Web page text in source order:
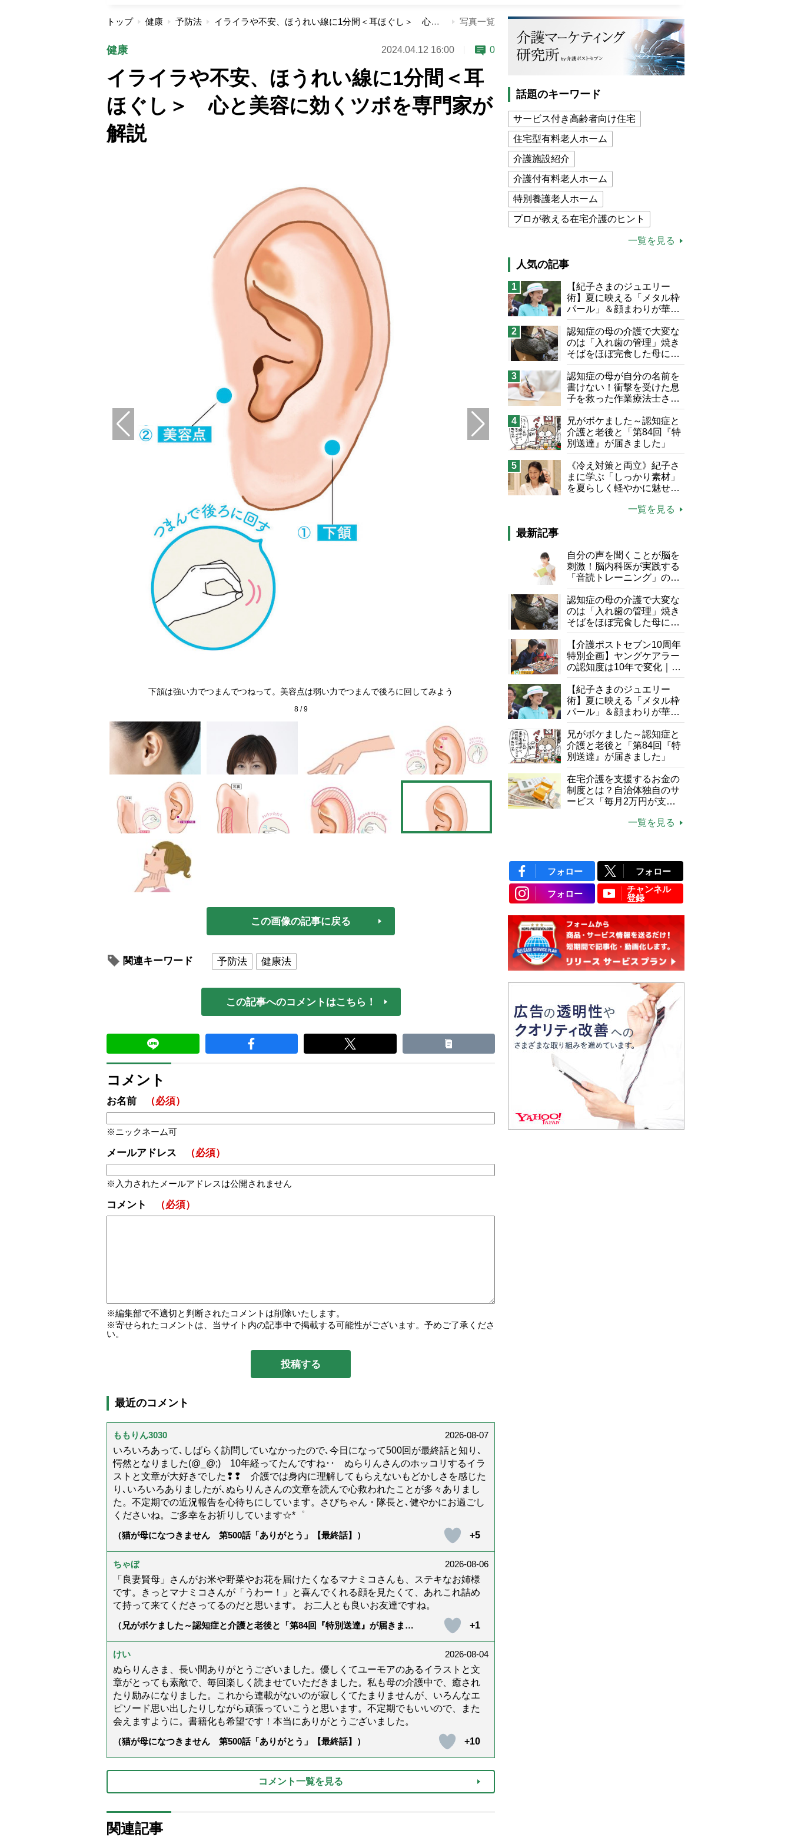
トップ 健康 予防法 イライラや不安、ほうれい線に1分間＜耳ほぐし＞ 心と美容に効くツボを専門家が解説 写真一覧
健康 2024.04.12 16:00 0
イライラや不安、ほうれい線に1分間＜耳
ほぐし＞ 心と美容に効くツボを専門家が
解説
下頷は強い力でつまんでつねって。美容点は弱い力でつまんで後ろに回してみよう
両耳の耳たぶのつけ根あたり（美容点）を親指と人差し指ではさみ、腕の重み
その際、口はポカーンと開け、目は斜め45度上の天井を
8/9
この画像の記事に戻る
関連キーワード 予防法 健康法
この記事へのコメントはこちら！
コメント
お名前 （必須）
ニックネーム可
メールアドレス （必須）
入力されたメールアドレスは公開されません
コメント （必須）
編集部で不適切と判断されたコメントは削除いたします。
寄せられたコメントは、当サイト内の記事中で掲載する可能性がございます。予めご了承くださ
い。
最近のコメント
ももりん3030
2026-08-07
いろいろあって､しばらく訪問していなかったので､今日になって500回が最終話と知り､
愕然となりました(@_@;) 10年経ってたんですね･･ ぬらりんさんのホッコリするイラ
ストと文章が大好きでした❢❢ 介護では身内に理解してもらえないもどかしさを感じた
り､いろいろありましたが､ぬらりんさんの文章を読んで心救われたことが多々ありまし
た。不定期での近況報告を心待ちにしています。さびちゃん・隊長と､健やかにお過ごし
くださいね。ご多幸をお祈りしています☆*゜
（猫が母になつきません 第500話「ありがとう」【最終話】）
+5
ちゃぼ
2026-08-06
「良妻賢母」さんがお米や野菜やお花を届けたくなるマナミコさんも、ステキなお姉様
です。きっとマナミコさんが「うわー！」と喜んでくれる顔を見たくて、あれこれ詰め
て持って来てくださってるのだと思います。 お二人とも良いお友達ですね。
（兄がボケました～認知症と介護と老後と「第84回『特別送達』が届きまし
+1
けい
2026-08-04
ぬらりんさま、長い間ありがとうございました。優しくてユーモアのあるイラストと文
章がとっても素敵で、毎回楽しく読ませていただきました。私も母の介護中で、癒され
たり励みになりました。これから連載がないのが寂しくてたまりませんが、いろんなエ
ピソード思い出したりしながら頑張っていこうと思います。不定期でもいいので、また
会えますように。書籍化も希望です！本当にありがとうございました。
（猫が母になつきません 第500話「ありがとう」【最終話】）
+10
コメント一覧を見る
関連記事
話題のキーワード
サービス付き高齢者向け住宅
住宅型有料老人ホーム
介護施設紹介
介護付有料老人ホーム
特別養護老人ホーム
プロが教える在宅介護のヒント
介護食
高木ブー
ケアマネジャー
猫が母になつきません
息子の遠距離介護サバイバル術
兄がボケました
便利なサービス
予防法
一覧を見る
人気の記事
1
【紀子さまのジュエリー
術】夏に映える「メタル枠
パール」＆顔まわりが華や
ぐ「揺れる一粒」の使い分
け方
2
認知症の母の介護で大変な
のは「入れ歯の管理」焼き
そばをほぼ完食した母に息
子が血の気が引いた理由
3
認知症の母が自分の名前を
書けない！衝撃を受けた息
子を救った作業療法士さん
の言葉
4
兄がボケました～認知症と
介護と老後と「第84回『特
別送達』が届きました」
5
《冷え対策と両立》紀子さ
まに学ぶ「しっかり素材」
を夏らしく軽やかに魅せる
一覧を見る
最新記事
自分の声を聞くことが脳を
刺激！脳内科医が実践する
「音読トレーニング」の極
意
認知症の母の介護で大変な
のは「入れ歯の管理」焼き
そばをほぼ完食した母に息
子が血の気が引いた理由
【介護ポストセブン10周年
特別企画】ヤングケアラー
の認知度は10年で変化｜流
行語大賞にノミネート、法
律にも明記されたが果たし
て現在は？
【紀子さまのジュエリー
術】夏に映える「メタル枠
パール」＆顔まわりが華や
ぐ「揺れる一粒」の使い分
け方
兄がボケました～認知症と
介護と老後と「第84回『特
別送達』が届きました」
在宅介護を支援するお金の
制度とは？自治体独自のサ
ービス「毎月2万円が支給
一覧を見る
フォロー フォロー
フォロー
チャンネル
登録